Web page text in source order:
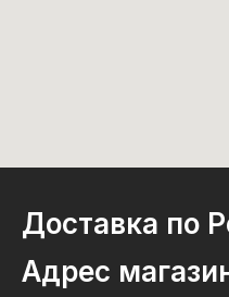
Доставка по
Адрес